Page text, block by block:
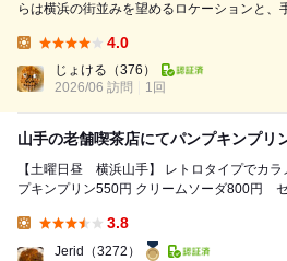
らは横浜の街並みを望めるロケーションと、
業当時から人気を集めるパンプキンプリンは
いたい看板メニュー。 【...
4.0
じょける （376）
2026/06 訪問
1回
山手の老舗喫茶店にてパンプキンプリ
【土曜日昼 横浜山手】 レトロタイプでカラメルが美味しいプリン パン
プキンプリン550円 クリームソーダ800円 セット割-100円 1975年創
3.8
Jerid
（3272）